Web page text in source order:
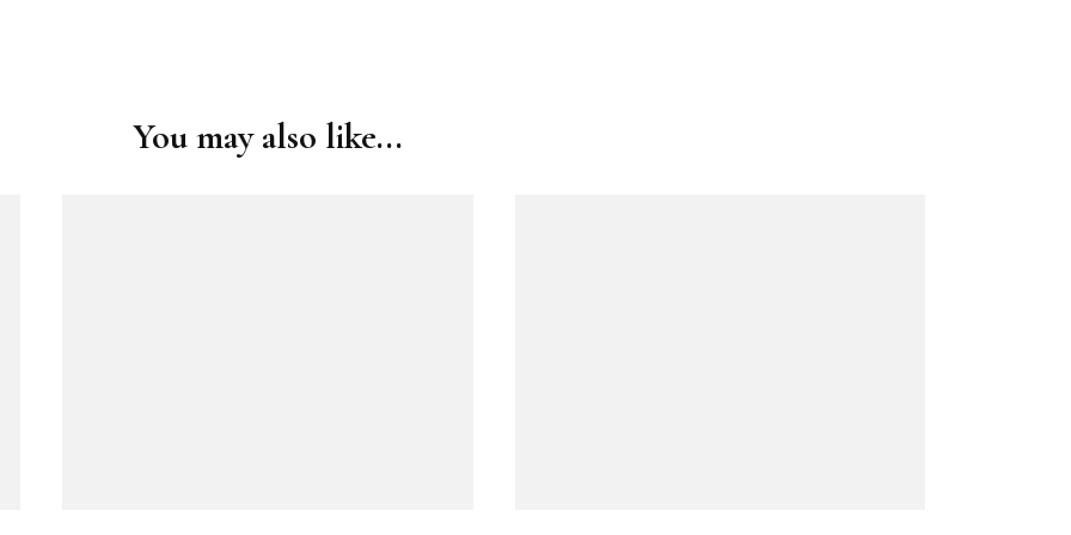
You may also like...